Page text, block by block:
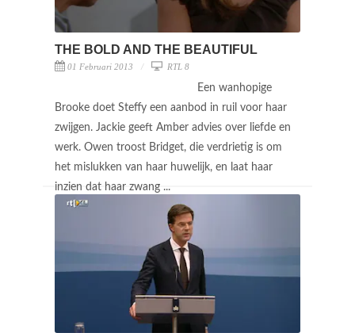
THE BOLD AND THE BEAUTIFUL
01 Februari 2013 RTL 8
Een wanhopige
Brooke doet Steffy een aanbod in ruil voor haar
zwijgen. Jackie geeft Amber advies over liefde en
werk. Owen troost Bridget, die verdrietig is om
het mislukken van haar huwelijk, en laat haar
inzien dat haar zwang ...